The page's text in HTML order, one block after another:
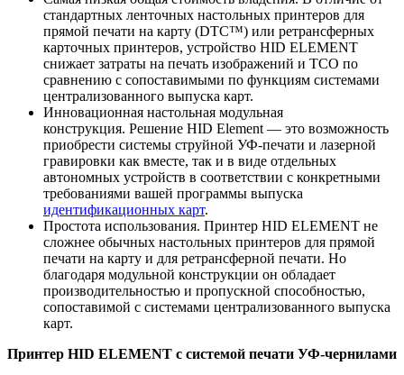
стандартных ленточных настольных принтеров для
прямой печати на карту (DTC™) или ретрансферных
карточных принтеров, устройство HID ELEMENT
снижает затраты на печать изображений и TCO по
сравнению с сопоставимыми по функциям системами
централизованного выпуска карт.
Инновационная настольная модульная
конструкция. Решение HID Element — это возможность
приобрести системы струйной УФ-печати и лазерной
гравировки как вместе, так и в виде отдельных
автономных устройств в соответствии с конкретными
требованиями вашей программы выпуска
идентификационных карт.
Простота использования. Принтер HID ELEMENT не
сложнее обычных настольных принтеров для прямой
печати на карту и для ретрансферной печати. Но
благодаря модульной конструкции он обладает
производительностью и пропускной способностью,
сопоставимой с системами централизованного выпуска
карт.
Принтер HID ELEMENT с системой печати УФ-чернилами